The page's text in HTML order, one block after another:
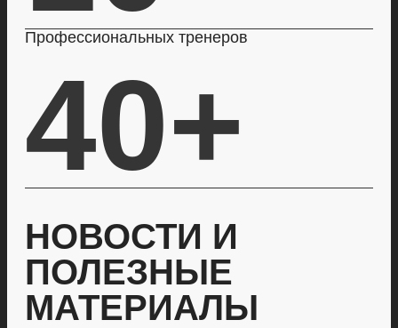
Профессиональных тренеров
40+
НОВОСТИ И
ПОЛЕЗНЫЕ
МАТЕРИАЛЫ